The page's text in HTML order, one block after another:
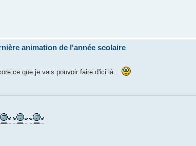
animation de l'année scolaire
ce que je vais pouvoir faire d'ici là...